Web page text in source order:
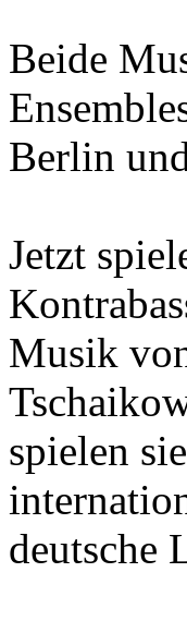
Beide
Berlin
Jetzt
Musik
spielen
deutsche